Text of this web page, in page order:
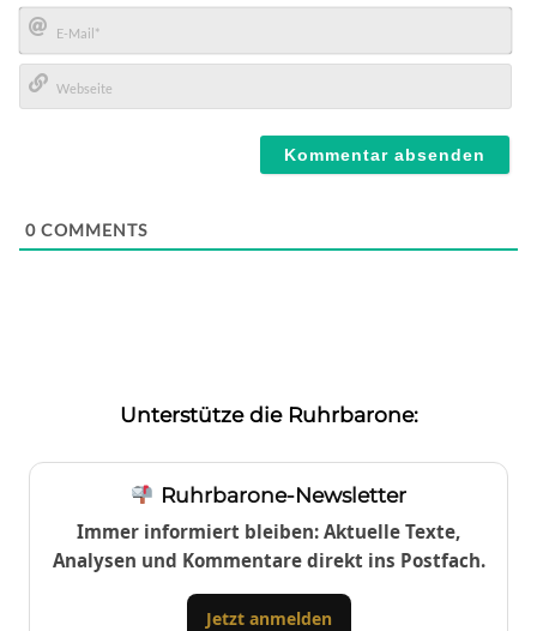
Name*
E-
Mail*
0 COMMENTS
Unterstütze die Ruhrbarone:
Ruhrbarone-Newsletter
Immer informiert bleiben: Aktuelle Texte,
Analysen und Kommentare direkt ins Postfach.
Jetzt anmelden